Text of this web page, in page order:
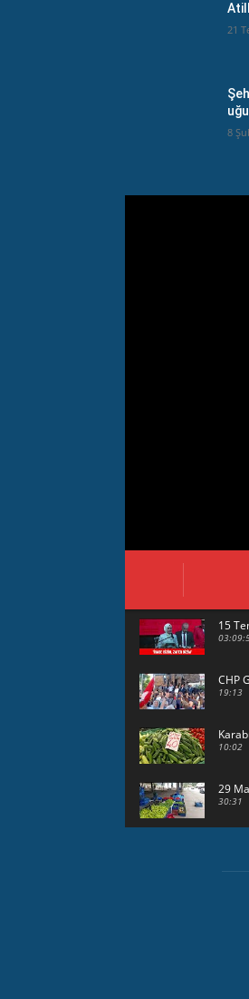
21
8
15
CHP
19:13
10:02
29
30:31